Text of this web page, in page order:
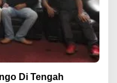
Di Tengah